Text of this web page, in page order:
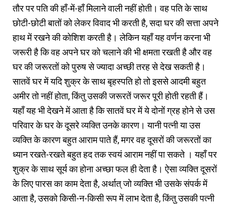
तौर पर पति की हाँ-में-हाँ मिलाने वाली नहीं होती। वह पति के साथ
छोटी-छोटी बातों को लेकर विवाद भी करती है, सदा घर की सत्ता अपने
हाथ में रखने की कोशिश करती है। लेकिन यहाँ यह वर्णन करना भी
जरूरी है कि वह अपने घर को चलाने की भी क्षमता रखती है और वह
घर की जरूरतों को पुरुष से ज्यादा अच्छी तरह से देख सकती है।
सातवें घर में यदि शुक्र के साथ बृहस्पति हो तो इससे आदमी बहुत
अमीर तो नहीं होता, किंतु उसकी जरूरतें जरूर पूरी होती रहती हैं।
यहाँ यह भी देखने में आता है कि सातवें घर में ये दोनों ग्रह होने से उस
परिवार के घर के दूसरे व्यक्ति उनके कारण। यानी पत्नी या उस
व्यक्ति के कारण बहुत आराम पाते हैं, मगर वह दूसरों की जरूरतों का
ध्यान रखते-रखते बहुत हद तक स्वयं आराम नहीं पा सकते । यहाँ पर
शुक्र के साथ सूर्य का होना अच्छा फल ही देता है। ऐसा व्यक्ति दूसरों
के लिए पारस का काम देता है, अर्थात् जो व्यक्ति भी उसके संपर्क में
आता है, उसको किसी-न-किसी रूप में लाभ देता है, किंतु उसकी पत्नी